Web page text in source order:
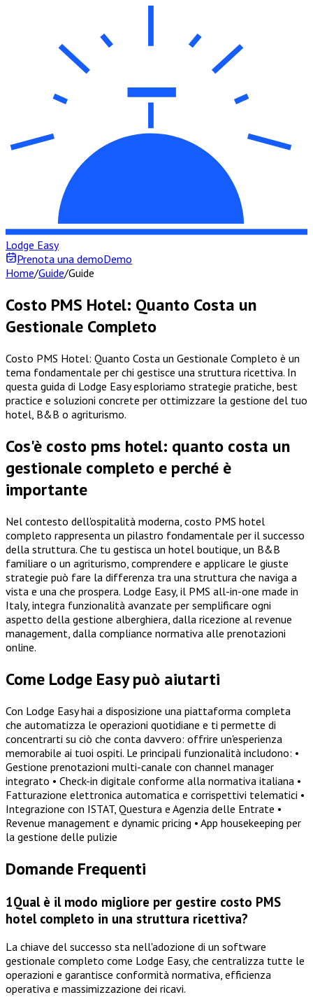
Lodge Easy
Prenota una demoDemo
Home/Guide/Guide
Costo PMS Hotel: Quanto Costa un
Gestionale Completo
Costo PMS Hotel: Quanto Costa un Gestionale Completo è un
tema fondamentale per chi gestisce una struttura ricettiva. In
questa guida di Lodge Easy esploriamo strategie pratiche, best
practice e soluzioni concrete per ottimizzare la gestione del tuo
hotel, B&B o agriturismo.
Cos'è costo pms hotel: quanto costa un
gestionale completo e perché è
importante
Nel contesto dell'ospitalità moderna, costo PMS hotel
completo rappresenta un pilastro fondamentale per il successo
della struttura. Che tu gestisca un hotel boutique, un B&B
familiare o un agriturismo, comprendere e applicare le giuste
strategie può fare la differenza tra una struttura che naviga a
vista e una che prospera. Lodge Easy, il PMS all-in-one made in
Italy, integra funzionalità avanzate per semplificare ogni
aspetto della gestione alberghiera, dalla ricezione al revenue
management, dalla compliance normativa alle prenotazioni
online.
Come Lodge Easy può aiutarti
Con Lodge Easy hai a disposizione una piattaforma completa
che automatizza le operazioni quotidiane e ti permette di
concentrarti su ciò che conta davvero: offrire un'esperienza
memorabile ai tuoi ospiti. Le principali funzionalità includono: •
Gestione prenotazioni multi-canale con channel manager
integrato • Check-in digitale conforme alla normativa italiana •
Fatturazione elettronica automatica e corrispettivi telematici •
Integrazione con ISTAT, Questura e Agenzia delle Entrate •
Revenue management e dynamic pricing • App housekeeping per
la gestione delle pulizie
Domande Frequenti
1Qual è il modo migliore per gestire costo PMS
hotel completo in una struttura ricettiva?
La chiave del successo sta nell'adozione di un software
gestionale completo come Lodge Easy, che centralizza tutte le
operazioni e garantisce conformità normativa, efficienza
operativa e massimizzazione dei ricavi.